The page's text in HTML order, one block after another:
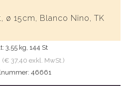
ø 15cm, Blanco Nino, TK
3,55 kg, 144 St
(€ 37,40 exkl. MwSt.)
46661